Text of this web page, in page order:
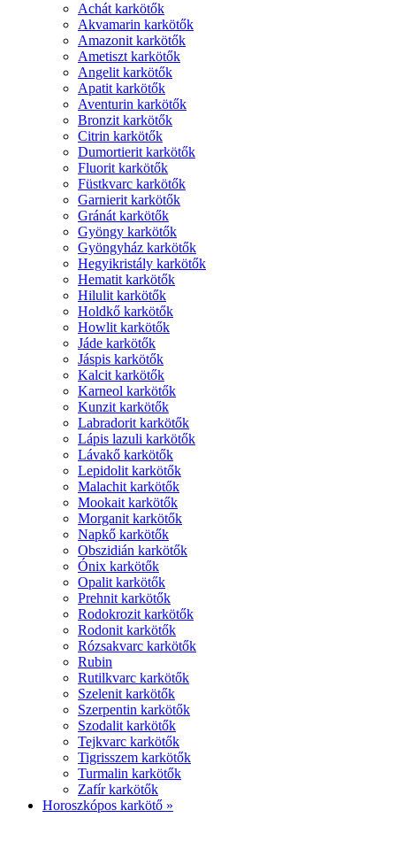
Achát karkötők
Akvamarin karkötők
Amazonit karkötők
Ametiszt karkötők
Angelit karkötők
Apatit karkötők
Aventurin karkötők
Bronzit karkötők
Citrin karkötők
Dumortierit karkötők
Fluorit karkötők
Füstkvarc karkötők
Garnierit karkötők
Gránát karkötők
Gyöngy karkötők
Gyöngyház karkötők
Hegyikristály karkötők
Hematit karkötők
Hilulit karkötők
Holdkő karkötők
Howlit karkötők
Jáde karkötők
Jáspis karkötők
Kalcit karkötők
Karneol karkötők
Kunzit karkötők
Labradorit karkötők
Lápis lazuli karkötők
Lávakő karkötők
Lepidolit karkötők
Malachit karkötők
Mookait karkötők
Morganit karkötők
Napkő karkötők
Obszidián karkötők
Ónix karkötők
Opalit karkötők
Prehnit karkötők
Rodokrozit karkötők
Rodonit karkötők
Rózsakvarc karkötők
Rubin
Rutilkvarc karkötők
Szelenit karkötők
Szerpentin karkötők
Szodalit karkötők
Tejkvarc karkötők
Tigrisszem karkötők
Turmalin karkötők
Zafír karkötők
Horoszkópos karkötő »